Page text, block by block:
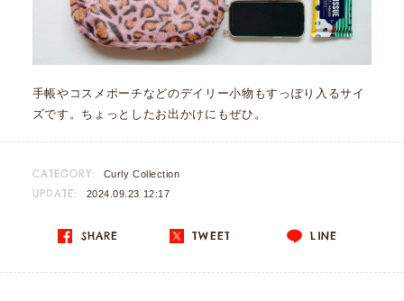
手帳やコスメポーチなどのデイリー小物もすっぽり入るサイ
ズです。ちょっとしたお出かけにもぜひ。
CATEGORY: Curly Collection
UPDATE: 2024.09.23 12:17
SHARE TWEET LINE